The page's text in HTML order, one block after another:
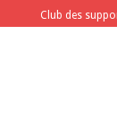
Club des